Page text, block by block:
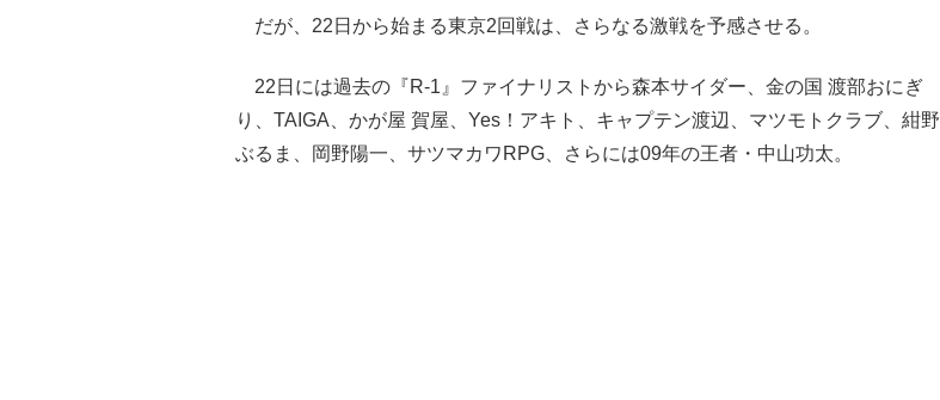
だが、22日から始まる東京2回戦は、さらなる激戦を予感させる。
22日には過去の『R-1』ファイナリストから森本サイダー、金の国 渡部おにぎ
り、TAIGA、かが屋 賀屋、Yes！アキト、キャプテン渡辺、マツモトクラブ、紺野
ぶるま、岡野陽一、サツマカワRPG、さらには09年の王者・中山功太。